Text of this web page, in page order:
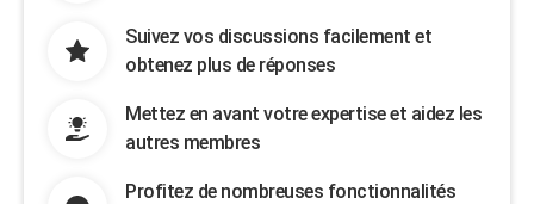
Suivez vos discussions facilement et
obtenez plus de réponses
Mettez en avant votre expertise et aidez les
autres membres
Profitez de nombreuses fonctionnalités